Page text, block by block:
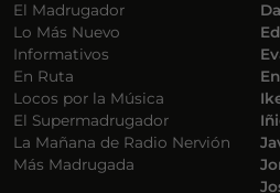
El Madrugador
Lo Más Nuevo
Informativos
En Ruta
Locos por la Música
El Supermadrugador
La Mañana de Radio Nervión
Más Madrugada